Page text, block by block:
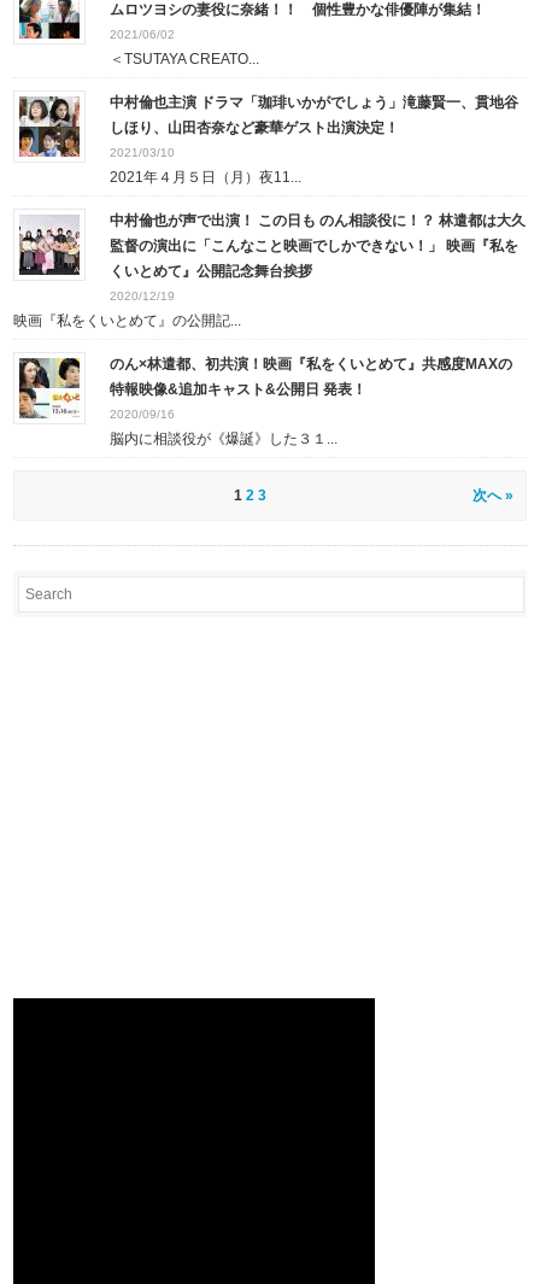
ムロツヨシの妻役に奈緒！！ 個性豊かな俳優陣が集結！
2021/06/02
＜TSUTAYA CREATO...
中村倫也主演 ドラマ「珈琲いかがでしょう」滝藤賢一、貫地谷
しほり、山田杏奈など豪華ゲスト出演決定！
2021/03/10
2021年４月５日（月）夜11...
中村倫也が声で出演！ この日も のん相談役に！？ 林遣都は大久
監督の演出に「こんなこと映画でしかできない！」 映画『私を
くいとめて』公開記念舞台挨拶
2020/12/19
映画『私をくいとめて』の公開記...
のん×林遣都、初共演！映画『私をくいとめて』共感度MAXの
特報映像&追加キャスト&公開日 発表！
2020/09/16
脳内に相談役が《爆誕》した３１...
1 2 3 次へ »